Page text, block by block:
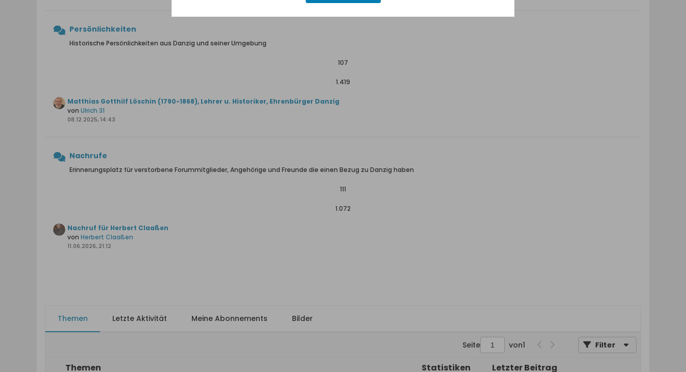
Persönlichkeiten
Historische Persönlichkeiten aus Danzig und seiner Umgebung
107
1.419
Matthias Gotthilf Löschin (1790-1868), Lehrer u. Historiker, Ehrenbürger Danzig
von Ulrich 31
08.12.2025, 14:43
Nachrufe
Erinnerungsplatz für verstorbene Forummitglieder, Angehörige und Freunde die einen Bezug zu Danzig haben
111
1.072
Nachruf für Herbert Claaßen
von Herbert Claaßen
11.06.2026, 21:12
Themen Letzte Aktivität Meine Abonnements Bilder
Seite von1 Filter
Themen Statistiken Letzter Beitrag